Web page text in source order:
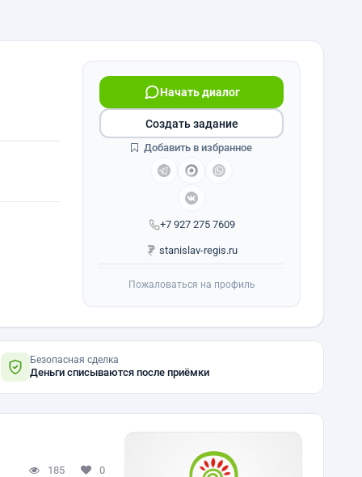
+7 927 275 7609
Начать диалог
stanislav-regis.ru
Создать задание
Добавить в избранное
Пожаловаться на профиль
Безопасная сделка
Деньги списываются после приёмки
185 0